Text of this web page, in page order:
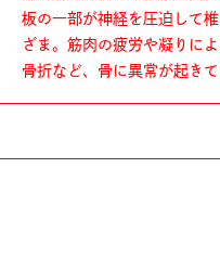
板の一部が神経を圧迫して
ざま。筋肉の疲労や凝りに
骨折など、骨に異常が起き